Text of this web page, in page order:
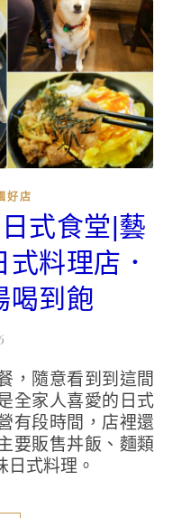
好店
式食堂|藝
料理店．
喝到飽
全家人喜愛的日式
有段時間，店裡還
要販售丼飯、麵類
式料理。